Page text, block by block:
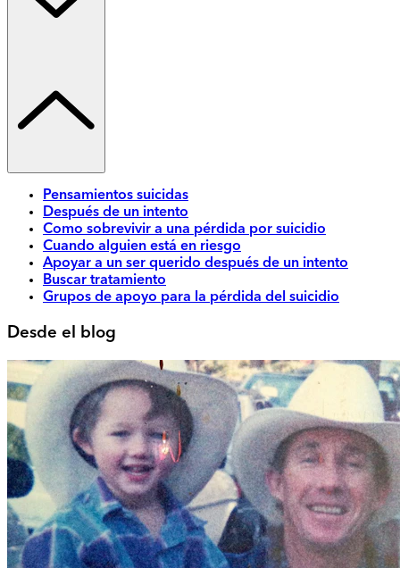
Pensamientos suicidas
Después de un intento
Como sobrevivir a una pérdida por suicidio
Cuando alguien está en riesgo
Apoyar a un ser querido después de un intento
Buscar tratamiento
Grupos de apoyo para la pérdida del suicidio
Desde el blog